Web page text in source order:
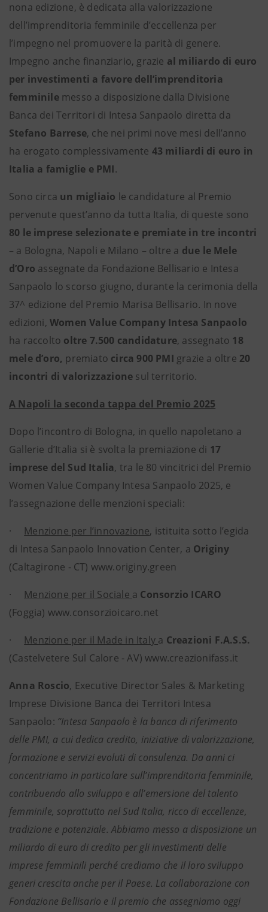
nona edizione, è dedicata alla valorizzazione
dell’imprenditoria femminile d’eccellenza per
l’impegno nel promuovere la parità di genere.
Impegno anche finanziario, grazie al miliardo di euro
per investimenti a favore dell’imprenditoria
femminilemesso a disposizione dalla Divisione
Banca dei Territori di Intesa Sanpaolo diretta da
Stefano Barrese, che nei primi nove mesi dell’anno
ha erogato complessivamente 43 miliardi di euro in
Italia a famiglie e PMI.
Sono circa un migliaio le candidature al Premio
pervenute quest’anno da tutta Italia, di queste sono
80 le imprese selezionate e premiate in tre incontri
– a Bologna, Napoli e Milano – oltre a due le Mele
d’Oro assegnate da Fondazione Bellisario e Intesa
Sanpaolo lo scorso giugno, durante la cerimonia della
37^ edizione del Premio Marisa Bellisario. In nove
edizioni, Women Value Company Intesa Sanpaolo
ha raccolto oltre 7.500 candidature, assegnato 18
mele d’oro, premiato circa 900 PMI grazie a oltre 20
incontri di valorizzazione sul territorio.
A Napoli la seconda tappa del Premio 2025
Dopo l’incontro di Bologna, in quello napoletano a
Gallerie d’Italia si è svolta la premiazione di 17
imprese del Sud Italia, tra le 80 vincitrici del Premio
Women Value Company Intesa Sanpaolo 2025, e
l’assegnazione delle menzioni speciali:
· Menzione per l’innovazione, istituita sotto l’egida
di Intesa Sanpaolo Innovation Center, a Originy
(Caltagirone - CT) www.originy.green
· Menzione per il Sociale a Consorzio ICARO
(Foggia) www.consorzioicaro.net
· Menzione per il Made in Italy a Creazioni F.A.S.S.
(Castelvetere Sul Calore - AV) www.creazionifass.it
Anna Roscio, Executive Director Sales & Marketing
Imprese Divisione Banca dei Territori Intesa
Sanpaolo: “Intesa Sanpaolo è la banca di riferimento
delle PMI, a cui dedica credito, iniziative di valorizzazione,
formazione e servizi evoluti di consulenza. Da anni ci
concentriamo in particolare sull’imprenditoria femminile,
contribuendo allo sviluppo e all’emersione del talento
femminile, soprattutto nel Sud Italia, ricco di eccellenze,
tradizione e potenziale. Abbiamo messo a disposizione un
miliardo di euro di credito per gli investimenti delle
imprese femminili perché crediamo che il loro sviluppo
generi crescita anche per il Paese. La collaborazione con
Fondazione Bellisario e il premio che assegniamo oggi